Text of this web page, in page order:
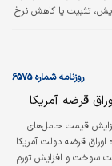
تثبیت یا کاهش نرخ
روزنامه شماره ۶۵۷۵
قرضه آمریکا
قیمت حامل‌های
اوراق قرضه دولت آمریکا
سوخت و افزایش تورم